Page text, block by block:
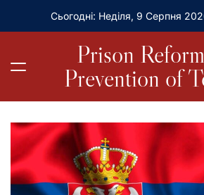
Сьогодні: Неділя, 9 Серпня
Prison
Prevention of